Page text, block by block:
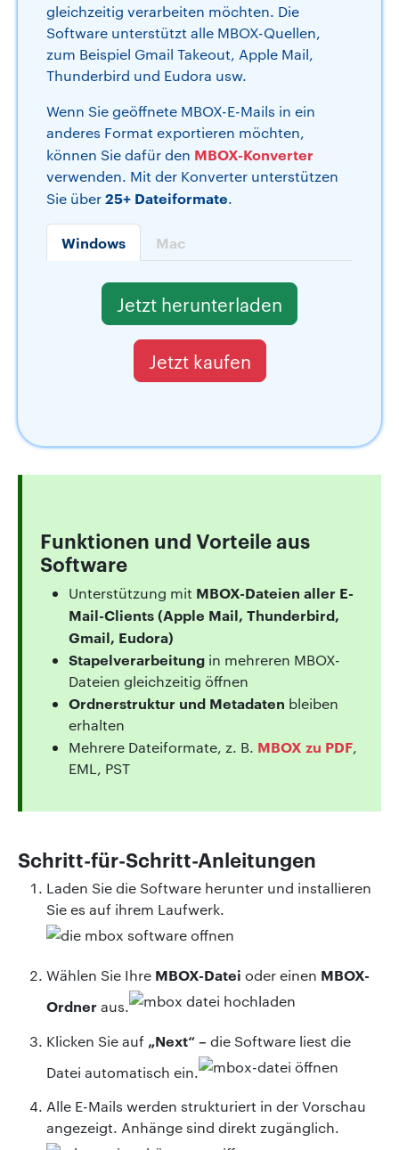
gleichzeitig verarbeiten möchten. Die
Software unterstützt alle MBOX-Quellen,
zum Beispiel Gmail Takeout, Apple Mail,
Thunderbird und Eudora usw.
Wenn Sie geöffnete MBOX-E-Mails in ein
anderes Format exportieren möchten,
können Sie dafür den MBOX-Konverter
verwenden. Mit der Konverter unterstützen
Sie über25+ Dateiformate.
Windows Mac
Jetzt herunterladen
Jetzt kaufen
Funktionen und Vorteile aus
Software
Unterstützung mit MBOX-Dateien aller E-
Mail-Clients (Apple Mail, Thunderbird,
Gmail, Eudora)
Stapelverarbeitung in mehreren MBOX-
Dateien gleichzeitig öffnen
Ordnerstruktur und Metadaten bleiben
erhalten
Mehrere Dateiformate, z. B. MBOX zu PDF,
EML, PST
Schritt-für-Schritt-Anleitungen
Laden Sie die Software herunter und installieren
Sie es auf ihrem Laufwerk.
Wählen Sie Ihre MBOX-Datei oder einen MBOX-
Ordneraus.
Klicken Sie auf „Next“ – die Software liest die
Datei automatisch ein.
Alle E-Mails werden strukturiert in der Vorschau
angezeigt. Anhänge sind direkt zugänglich.